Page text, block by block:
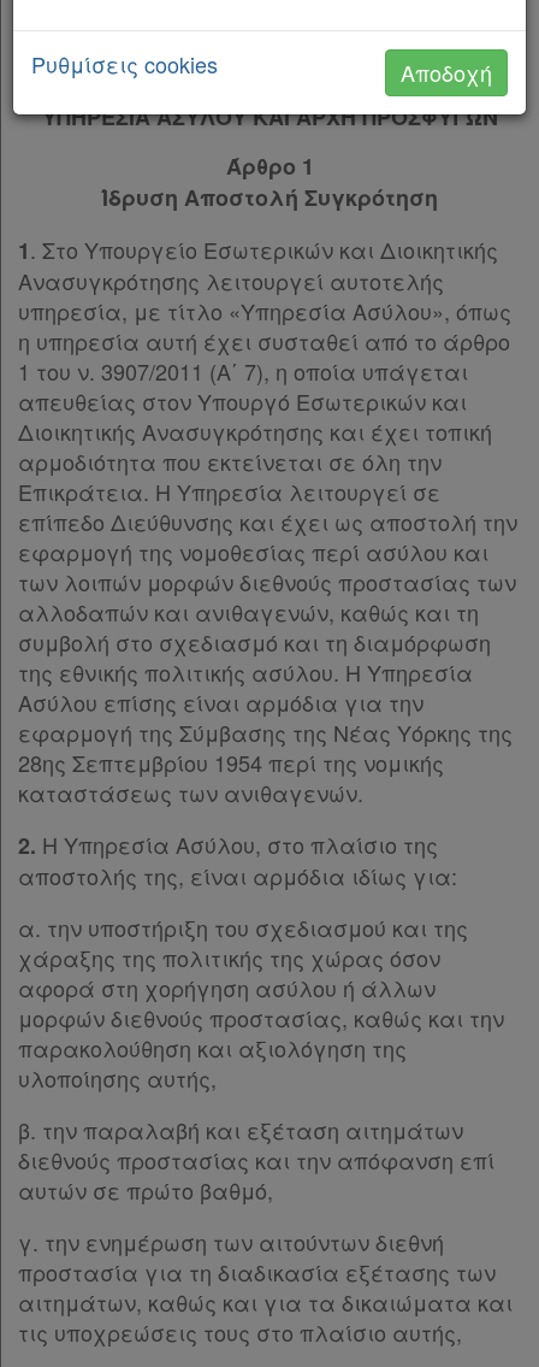
Παρ.7
Άρθρο 4 [-]
Παρ.2
Άρθρο 5 [-]
Παρ.1
Παρ.2
Παρ.3
Παρ.4
Παρ.5
Παρ.5α
Παρ.6
Παρ.7
Παρ.8
Παρ.9
Παρ.10
Άρθρο 6 [-]
Παρ.1
Παρ.2
Παρ.3
Παρ.4
Παρ.5
Παρ.6
Άρθρο 7 [-]
Παρ.1
Παρ.2
Παρ.3
Παρ.4
Παρ.5
Παρ.6
Παρ.7
Παρ.8
Παρ.9
Παρ.10
Παρ.11
ΚΕΦΑΛΑΙΟ Β΄ [-]
Άρθρο 8 [-]
Παρ.1
Παρ.2
ΜΕΡΟΣ ΠΡΩΤΟ
ΥΠΗΡΕΣΙΑ ΑΣΥΛΟΥ ΚΑΙ ΑΡΧΗ ΠΡΟΣΦΥΓΩΝ
Άρθρο 1
Ίδρυση Αποστολή Συγκρότηση
1. Στο Υπουργείο Εσωτερικών και Διοικητικής
Ανασυγκρότησης λειτουργεί αυτοτελής
υπηρεσία, με τίτλο «Υπηρεσία Ασύλου», όπως
η υπηρεσία αυτή έχει συσταθεί από το άρθρο
1 του ν. 3907/2011 (Α΄ 7), η οποία υπάγεται
απευθείας στον Υπουργό Εσωτερικών και
Διοικητικής Ανασυγκρότησης και έχει τοπική
αρμοδιότητα που εκτείνεται σε όλη την
Επικράτεια. Η Υπηρεσία λειτουργεί σε
επίπεδο Διεύθυνσης και έχει ως αποστολή την
εφαρμογή της νομοθεσίας περί ασύλου και
των λοιπών μορφών διεθνούς προστασίας των
αλλοδαπών και ανιθαγενών, καθώς και τη
συμβολή στο σχεδιασμό και τη διαμόρφωση
της εθνικής πολιτικής ασύλου. Η Υπηρεσία
Ασύλου επίσης είναι αρμόδια για την
εφαρμογή της Σύμβασης της Νέας Υόρκης της
28ης Σεπτεμβρίου 1954 περί της νομικής
καταστάσεως των ανιθαγενών.
2. Η Υπηρεσία Ασύλου, στο πλαίσιο της
αποστολής της, είναι αρμόδια ιδίως για:
α. την υποστήριξη του σχεδιασμού και της
χάραξης της πολιτικής της χώρας όσον
αφορά στη χορήγηση ασύλου ή άλλων
μορφών διεθνούς προστασίας, καθώς και την
παρακολούθηση και αξιολόγηση της
υλοποίησης αυτής,
β. την παραλαβή και εξέταση αιτημάτων
διεθνούς προστασίας και την απόφανση επί
αυτών σε πρώτο βαθμό,
γ. την ενημέρωση των αιτούντων διεθνή
προστασία για τη διαδικασία εξέτασης των
αιτημάτων, καθώς και για τα δικαιώματα και
τις υποχρεώσεις τους στο πλαίσιο αυτής,
Ρυθμίσεις cookies Αποδοχή